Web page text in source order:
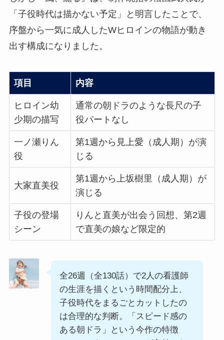
「子役時代は描かない予定」と明言したことで、
序盤から一気に成人したWヒロインの物語が動き
出す構成になりました。
項目 内容
ヒロイン幼
少期の描写
通常の朝ドラのような長尺の子
役パートなし
一ノ瀬りん
役
第1週から見上愛（成人期）が演
じる
大家直美役
第1週から上坂樹里（成人期）が
演じる
子役の登場
シーン
りんと直美が出会う回想、第2週
で直美の娘など限定的
全26週（全130話）で2人の看護師
の生涯を描くという時間配分上、
子役時代をまるごとカットしたの
は合理的な判断。「スピード感の
ある朝ドラ」という今作の特徴